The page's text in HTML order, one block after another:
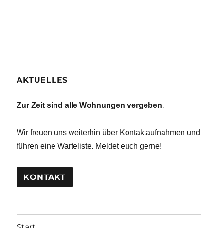
AKTUELLES
Zur Zeit sind alle Wohnungen vergeben.
Wir freuen uns weiterhin über Kontaktaufnahmen und
führen eine Warteliste. Meldet euch gerne!
KONTAKT